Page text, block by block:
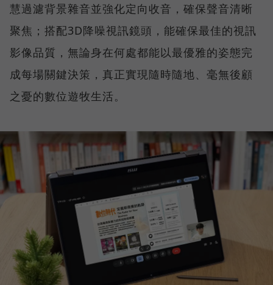
慧過濾背景雜音並強化定向收音，確保聲音清晰
聚焦；搭配3D降噪視訊鏡頭，能確保最佳的視訊
影像品質，無論身在何處都能以最優雅的姿態完
成每場關鍵決策，真正實現隨時隨地、毫無後顧
之憂的數位遊牧生活。